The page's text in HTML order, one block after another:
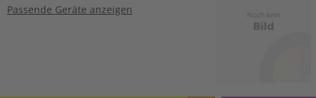
Passende Geräte anzeigen